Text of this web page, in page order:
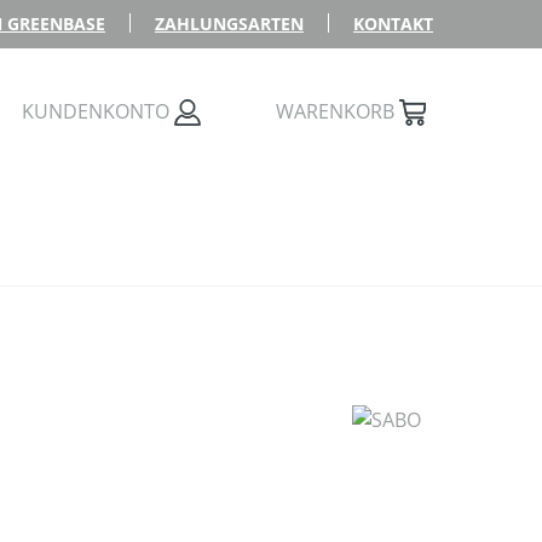
ZAHLUNGSARTEN KONTAKT
KUNDENKONTO WARENKORB